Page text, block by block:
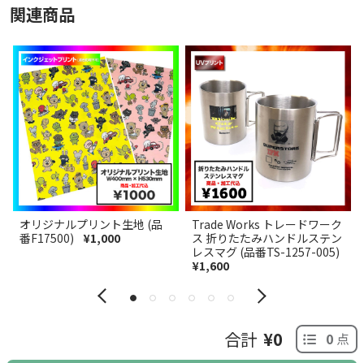
合計 ¥0 0 点
関連商品
オリジナルプリント生地 (品
番F17500) ¥1,000
Trade Works トレードワーク
ス 折りたたみハンドルステン
レスマグ (品番TS-1257-005)
¥1,600